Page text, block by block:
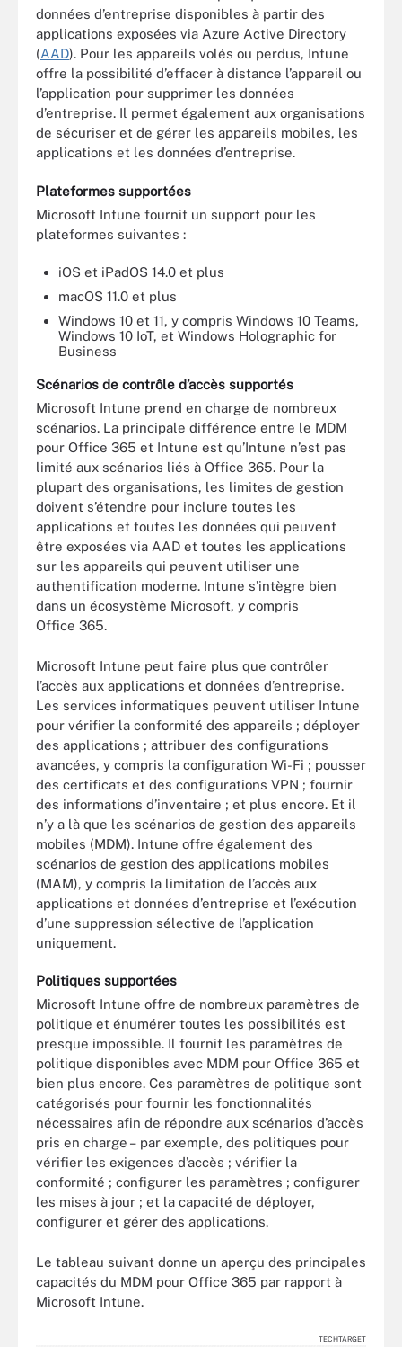
données d’entreprise disponibles à partir des
applications exposées via Azure Active Directory
(AAD). Pour les appareils volés ou perdus, Intune
offre la possibilité d’effacer à distance l’appareil ou
l’application pour supprimer les données
d’entreprise. Il permet également aux organisations
de sécuriser et de gérer les appareils mobiles, les
applications et les données d’entreprise.
Plateformes supportées
Microsoft Intune fournit un support pour les
plateformes suivantes :
iOS et iPadOS 14.0 et plus
macOS 11.0 et plus
Windows 10 et 11, y compris Windows 10 Teams,
Windows 10 IoT, et Windows Holographic for
Business
Scénarios de contrôle d’accès supportés
Microsoft Intune prend en charge de nombreux
scénarios. La principale différence entre le MDM
pour Office 365 et Intune est qu’Intune n’est pas
limité aux scénarios liés à Office 365. Pour la
plupart des organisations, les limites de gestion
doivent s’étendre pour inclure toutes les
applications et toutes les données qui peuvent
être exposées via AAD et toutes les applications
sur les appareils qui peuvent utiliser une
authentification moderne. Intune s’intègre bien
dans un écosystème Microsoft, y compris
Office 365.
Microsoft Intune peut faire plus que contrôler
l’accès aux applications et données d’entreprise.
Les services informatiques peuvent utiliser Intune
pour vérifier la conformité des appareils ; déployer
des applications ; attribuer des configurations
avancées, y compris la configuration Wi-Fi ; pousser
des certificats et des configurations VPN ; fournir
des informations d’inventaire ; et plus encore. Et il
n’y a là que les scénarios de gestion des appareils
mobiles (MDM). Intune offre également des
scénarios de gestion des applications mobiles
(MAM), y compris la limitation de l’accès aux
applications et données d’entreprise et l’exécution
d’une suppression sélective de l’application
uniquement.
Politiques supportées
Microsoft Intune offre de nombreux paramètres de
politique et énumérer toutes les possibilités est
presque impossible. Il fournit les paramètres de
politique disponibles avec MDM pour Office 365 et
bien plus encore. Ces paramètres de politique sont
catégorisés pour fournir les fonctionnalités
nécessaires afin de répondre aux scénarios d’accès
pris en charge – par exemple, des politiques pour
vérifier les exigences d’accès ; vérifier la
conformité ; configurer les paramètres ; configurer
les mises à jour ; et la capacité de déployer,
configurer et gérer des applications.
Le tableau suivant donne un aperçu des principales
capacités du MDM pour Office 365 par rapport à
Microsoft Intune.
TECHTARGET